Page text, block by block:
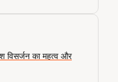
विसर्जन का महत्व और